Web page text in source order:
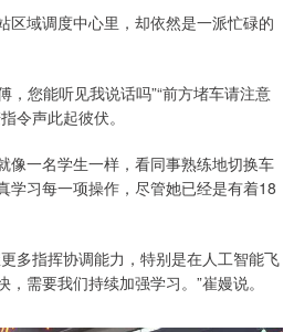
区域调度中心里，却依然是一派忙碌的
，您能听见我说话吗”“前方堵车请注意
令声此起彼伏。
像一名学生一样，看同事熟练地切换车
学习每一项操作，尽管她已经是有着18
多指挥协调能力，特别是在人工智能飞
需要我们持续加强学习。”崔嫚说。